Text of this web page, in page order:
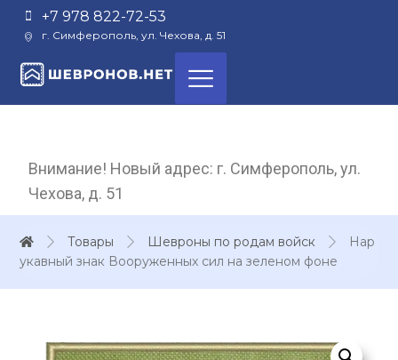
+7 978 822-72-53
г. Симферополь, ул. Чехова, д. 51
Внимание! Новый адрес: г. Симферополь, ул.
Чехова, д. 51
Товары Шевроны по родам войск
Нар
укавный знак Вооруженных сил на зеленом фоне